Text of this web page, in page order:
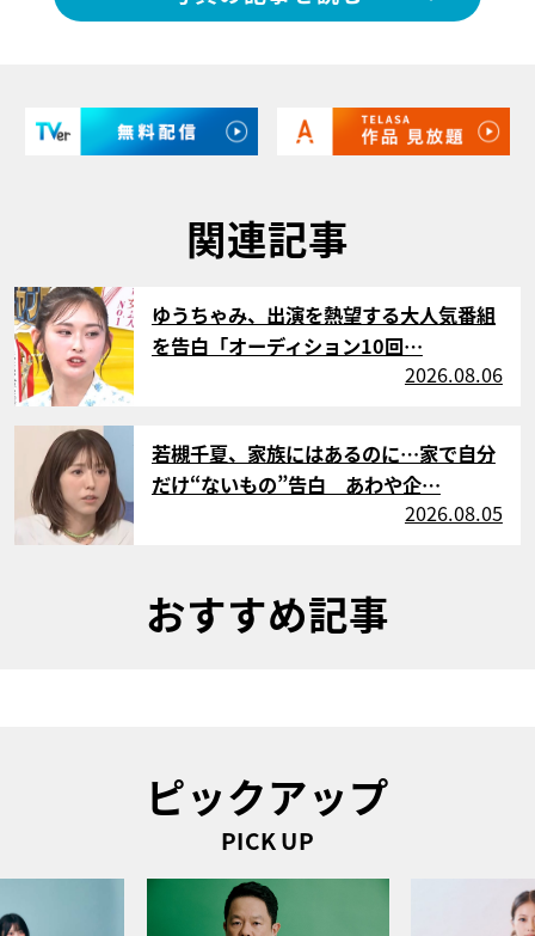
関連記事
サムネイル
ゆうちゃみ、出演を熱望する大人気番組
を告白「オーディション10回…
2026.08.06
サムネイル
若槻千夏、家族にはあるのに…家で自分
だけ“ないもの”告白 あわや企…
2026.08.05
おすすめ記事
ピックアップ
PICK UP